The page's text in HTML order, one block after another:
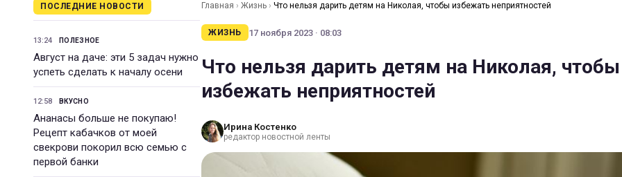
ПОСЛЕДНИЕ НОВОСТИ
13:24 ПОЛЕЗНОЕ
Август на даче: эти 5 задач нужно
успеть сделать к началу осени
12:58 ВКУСНО
Ананасы больше не покупаю!
Рецепт кабачков от моей
свекрови покорил всю семью с
первой банки
Главная › Жизнь › Что нельзя дарить детям на Николая, чтобы избежать неприятностей
ЖИЗНЬ 17 ноября 2023 · 08:03
Что нельзя дарить детям на Николая, чтобы
избежать неприятностей
Ирина Костенко
редактор новостной ленты